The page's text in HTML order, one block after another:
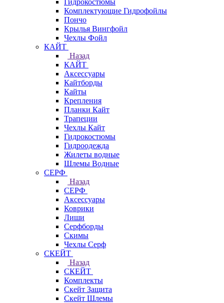
Гидрокостюмы
Комплектующие Гидрофойлы
Пончо
Крылья Вингфойл
Чехлы Фойл
КАЙТ
Назад
КАЙТ
Аксессуары
Кайтборды
Кайты
Крепления
Планки Кайт
Трапеции
Чехлы Кайт
Гидрокостюмы
Гидроодежда
Жилеты водные
Шлемы Водные
СЕРФ
Назад
СЕРФ
Аксессуары
Коврики
Лиши
Серфборды
Скимы
Чехлы Cерф
СКЕЙТ
Назад
СКЕЙТ
Комплекты
Скейт Защита
Скейт Шлемы